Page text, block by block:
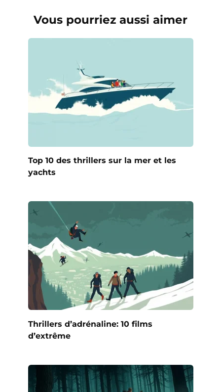
Vous pourriez aussi aimer
Top 10 des thrillers sur la mer et les
yachts
Thrillers d’adrénaline: 10 films
d’extrême